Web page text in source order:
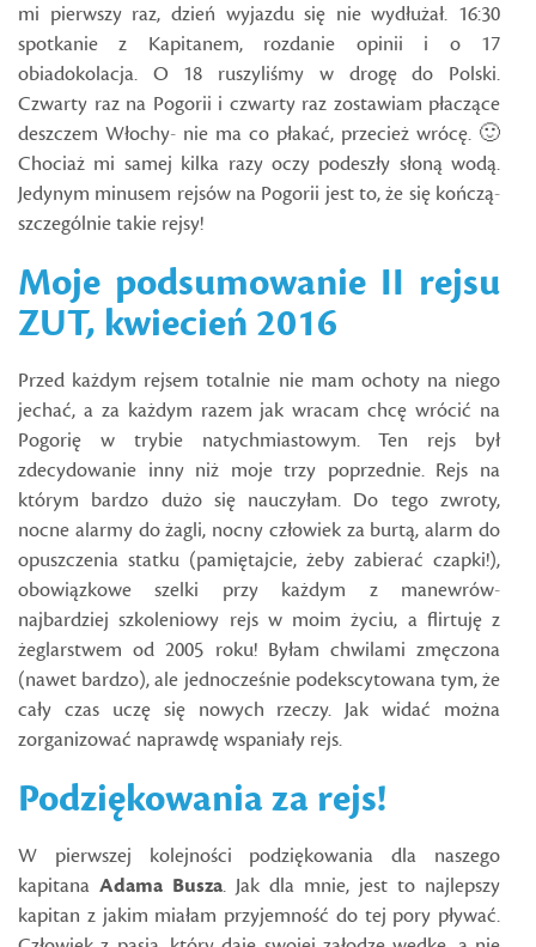
mi pierwszy raz, dzień wyjazdu się nie wydłużał. 16:30
spotkanie z Kapitanem, rozdanie opinii i o 17
obiadokolacja. O 18 ruszyliśmy w drogę do Polski.
Czwarty raz na Pogorii i czwarty raz zostawiam płaczące
deszczem Włochy- nie ma co płakać, przecież wrócę. 🙂
Chociaż mi samej kilka razy oczy podeszły słoną wodą.
Jedynym minusem rejsów na Pogorii jest to, że się kończą-
szczególnie takie rejsy!
Moje podsumowanie II rejsu
ZUT, kwiecień 2016
Przed każdym rejsem totalnie nie mam ochoty na niego
jechać, a za każdym razem jak wracam chcę wrócić na
Pogorię w trybie natychmiastowym. Ten rejs był
zdecydowanie inny niż moje trzy poprzednie. Rejs na
którym bardzo dużo się nauczyłam. Do tego zwroty,
nocne alarmy do żagli, nocny człowiek za burtą, alarm do
opuszczenia statku (pamiętajcie, żeby zabierać czapki!),
obowiązkowe szelki przy każdym z manewrów-
najbardziej szkoleniowy rejs w moim życiu, a flirtuję z
żeglarstwem od 2005 roku! Byłam chwilami zmęczona
(nawet bardzo), ale jednocześnie podekscytowana tym, że
cały czas uczę się nowych rzeczy. Jak widać można
zorganizować naprawdę wspaniały rejs.
Podziękowania za rejs!
W pierwszej kolejności podziękowania dla naszego
kapitana Adama Busza. Jak dla mnie, jest to najlepszy
kapitan z jakim miałam przyjemność do tej pory pływać.